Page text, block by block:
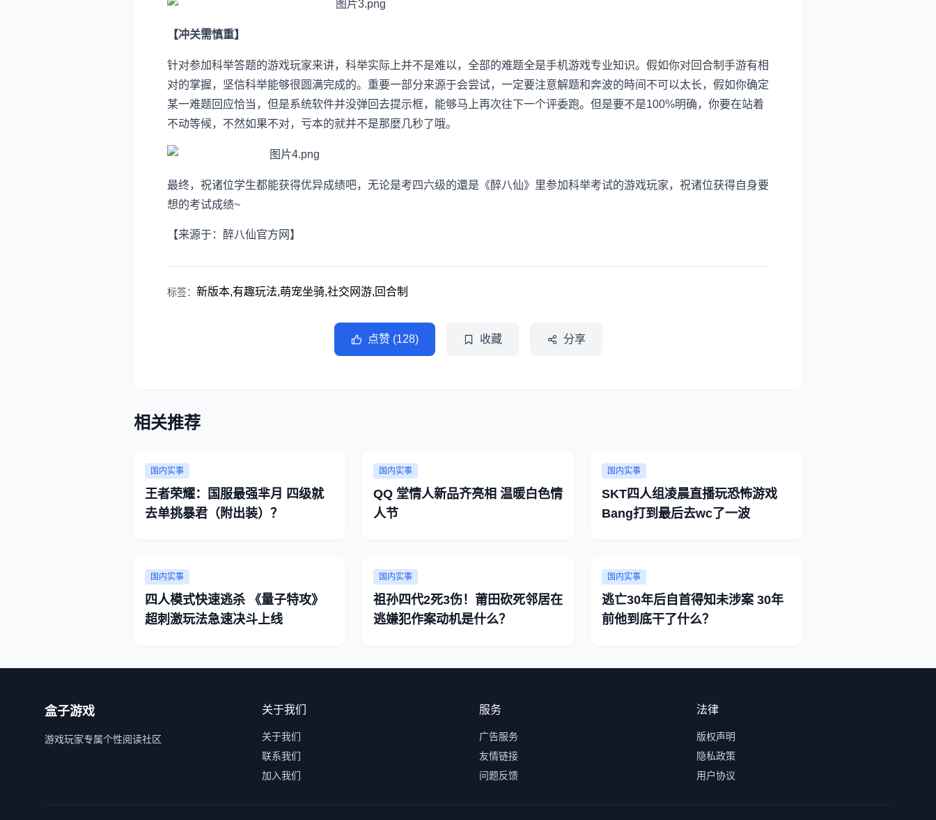
【冲关需慎重】
针对参加科举答题的游戏玩家来讲，科举实际上并不是难以，全部的难题全是手机游戏专业知识。假如你对回合制手游有相
对的掌握，坚信科举能够很圆满完成的。重要一部分来源于会尝试，一定要注意解题和奔波的時间不可以太长，假如你确定
某一难题回应恰当，但是系统软件并没弹回去提示框，能够马上再次往下一个评委跑。但是要不是100%明确，你要在站着
不动等候，不然如果不对，亏本的就并不是那麼几秒了哦。
最终，祝诸位学生都能获得优异成绩吧，无论是考四六级的還是《醉八仙》里参加科举考试的游戏玩家，祝诸位获得自身要
想的考试成绩~
【来源于：醉八仙官方网】
标签： 新版本,有趣玩法,萌宠坐骑,社交网游,回合制
点赞 (128) 收藏 分享
相关推荐
国内实事
王者荣耀：国服最强芈月 四级就
去单挑暴君（附出装）？
国内实事
QQ 堂情人新品齐亮相 温暖白色情
人节
国内实事
SKT四人组凌晨直播玩恐怖游戏
Bang打到最后去wc了一波
国内实事
四人模式快速逃杀 《量子特攻》
超刺激玩法急速决斗上线
国内实事
祖孙四代2死3伤！莆田砍死邻居在
逃嫌犯作案动机是什么？
国内实事
逃亡30年后自首得知未涉案 30年
前他到底干了什么？
盒子游戏
游戏玩家专属个性阅读社区
关于我们
关于我们
联系我们
加入我们
服务
广告服务
友情链接
问题反馈
法律
版权声明
隐私政策
用户协议